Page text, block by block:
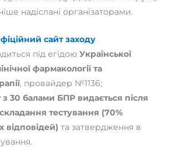
надіслані організаторами.
сайт заходу
під егідоюУкраїнської
фармакології та
, провайдер №1136;
з 30 балами БПР видається після
тестування (70%
відповідей) та затвердження в